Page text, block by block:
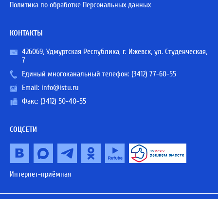
Политика по обработке Персональных данных
КОНТАКТЫ
426069, Удмуртская Республика, г. Ижевск, ул. Студенческая,
7
Единый многоканальный телефон: (3412) 77-60-55
Email: info@istu.ru
Факс: (3412) 50-40-55
СОЦСЕТИ
Интернет-приёмная